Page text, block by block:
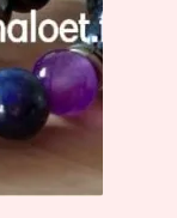
la
page
du
produit